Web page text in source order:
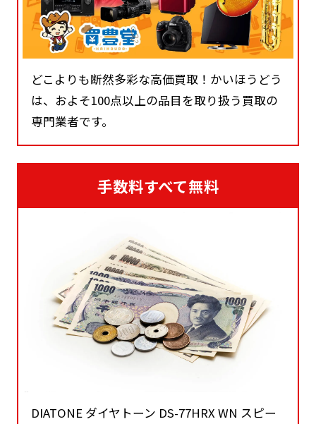
どこよりも断然多彩な高価買取！かいほうどう
は、およそ100点以上の品目を取り扱う買取の
専門業者です。
手数料すべて無料
DIATONE ダイヤトーン DS-77HRX WN スピー